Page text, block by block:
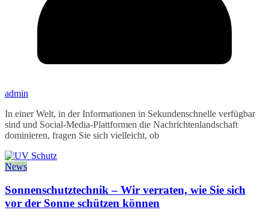
admin
In einer Welt, in der Informationen in Sekundenschnelle verfügbar
sind und Social-Media-Plattformen die Nachrichtenlandschaft
dominieren, fragen Sie sich vielleicht, ob
News
Sonnenschutztechnik – Wir verraten, wie Sie sich
vor der Sonne schützen können